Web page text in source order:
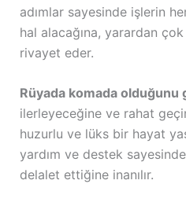
adımlar sayesinde işlerin
hal alacağına, yarardan
rivayet eder.
Rüyada komada olduğunu
ilerleyeceğine ve rahat
huzurlu ve lüks bir hayat
yardım ve destek
delalet ettiğine inanılır.